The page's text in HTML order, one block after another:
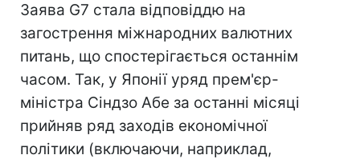
Заява G7 стала відповіддю на
загострення міжнародних валютних
питань, що спостерігається останнім
часом. Так, у Японії уряд прем'єр-
міністра Сіндзо Абе за останні місяці
прийняв ряд заходів економічної
політики (включаючи, наприклад,